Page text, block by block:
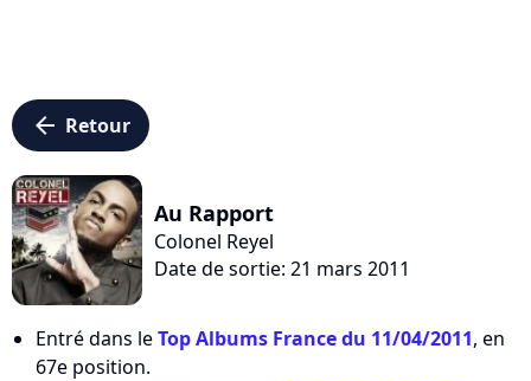
arrow_left Retour
Au Rapport
Colonel Reyel
Date de sortie: 21 mars 2011
Entré dans leTop Albums France du 11/04/2011, en
67e position.